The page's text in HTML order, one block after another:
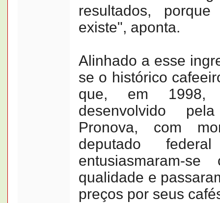
resultados,
existe", aponta.
Alinhado a esse
se o histórico
que, em 1998,
desenvolvido
Pronova, com
deputado
entusiasmaram-
qualidade e
preços por seus